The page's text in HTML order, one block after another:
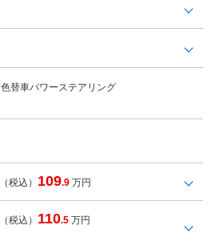
替車パワーステアリング
税込） 109.9 万円
税込） 110.5 万円